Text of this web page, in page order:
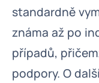
standardně
známa až po
případů,
podpory. O